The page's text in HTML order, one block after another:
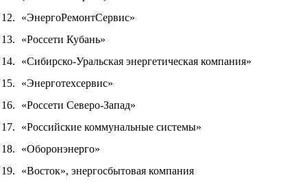
«ЭнергоРемонтСервис»
«Россети Кубань»
«Сибирско-Уральская энергетическая компания»
«Энерготехсервис»
«Россети Северо-Запад»
«Российские коммунальные системы»
«Оборонэнерго»
«Восток», энергосбытовая компания